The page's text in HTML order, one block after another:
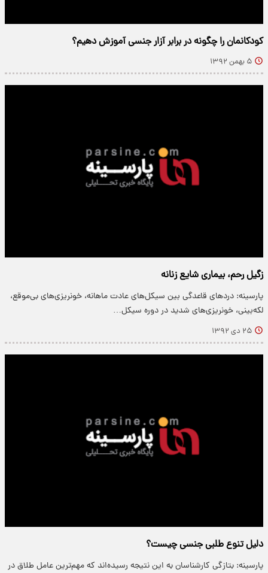
کودکانمان را چگونه در برابر آزار جنسی آموزش دهیم؟
۵ بهمن ۱۳۹۲
زگیل رحم، بیماری شایع زنانه
پارسینه: دردهای قاعدگی بین سیکل‌های عادت ماهانه، خونریزی‌های بی‌موقع،
لکه‌بینی، خونریزی‌های شدید در دوره سیکل…
۲۵ دی ۱۳۹۲
دلیل تنوع طلبی جنسی چیست؟
پارسینه: بتازگی کارشناسان به این نتیجه رسیده‌اند که مهم‌ترین عامل طلاق در